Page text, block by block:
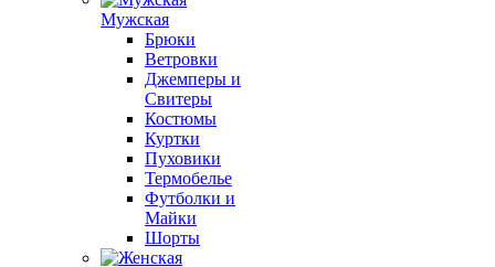
Мужская
Брюки
Ветровки
Джемперы и
Свитеры
Костюмы
Куртки
Пуховики
Термобелье
Футболки и
Майки
Шорты